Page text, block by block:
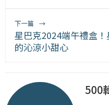
下一篇 →
星巴克2024端午禮盒
的沁涼小甜心
500